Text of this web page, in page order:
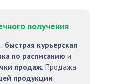
получения
быстрая курьерская
по расписанию и
продаж. Продажа
продукции